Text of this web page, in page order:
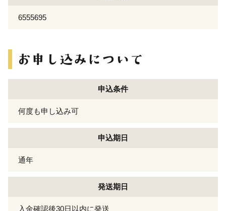
6555695
申込条件
何度も申し込み可
申込期日
通年
発送期日
入金確認後30日以内に発送